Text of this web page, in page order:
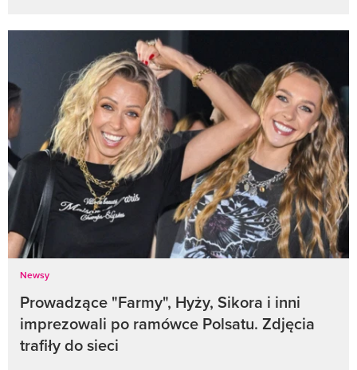
Newsy
Prowadzące "Farmy", Hyży, Sikora i inni
imprezowali po ramówce Polsatu. Zdjęcia
trafiły do sieci